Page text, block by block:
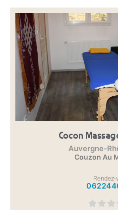
Cocon
Auvergne-
Couzon Au
Rendez-